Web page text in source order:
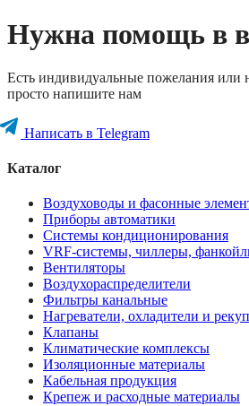
Нужна помощь в
Есть индивидуальные пожелания или
просто напишите нам
Написать в Telegram
Каталог
Воздуховоды и фасонные
Приборы автоматики
Системы кондиционирования
VRF-системы, чиллеры,
Вентиляторы
Воздухораспределители
Фильтры канальные
Нагреватели, охладители и
Клапаны
Климатические комплексы
Изоляционные материалы
Кабельная продукция
Крепеж и расходные материалы